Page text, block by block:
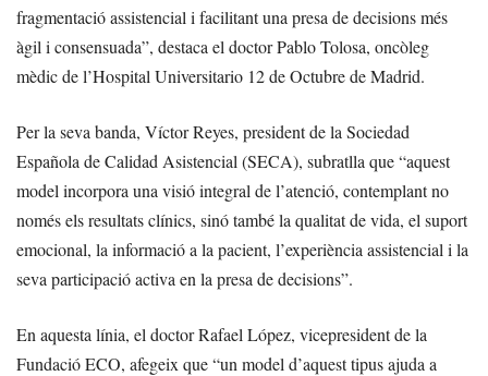
fragmentació assistencial i facilitant una presa de decisions més
àgil i consensuada”, destaca el doctor Pablo Tolosa, oncòleg
mèdic de l’Hospital Universitario 12 de Octubre de Madrid.
Per la seva banda, Víctor Reyes, president de la Sociedad
Española de Calidad Asistencial (SECA), subratlla que “aquest
model incorpora una visió integral de l’atenció, contemplant no
només els resultats clínics, sinó també la qualitat de vida, el suport
emocional, la informació a la pacient, l’experiència assistencial i la
seva participació activa en la presa de decisions”.
En aquesta línia, el doctor Rafael López, vicepresident de la
Fundació ECO, afegeix que “un model d’aquest tipus ajuda a